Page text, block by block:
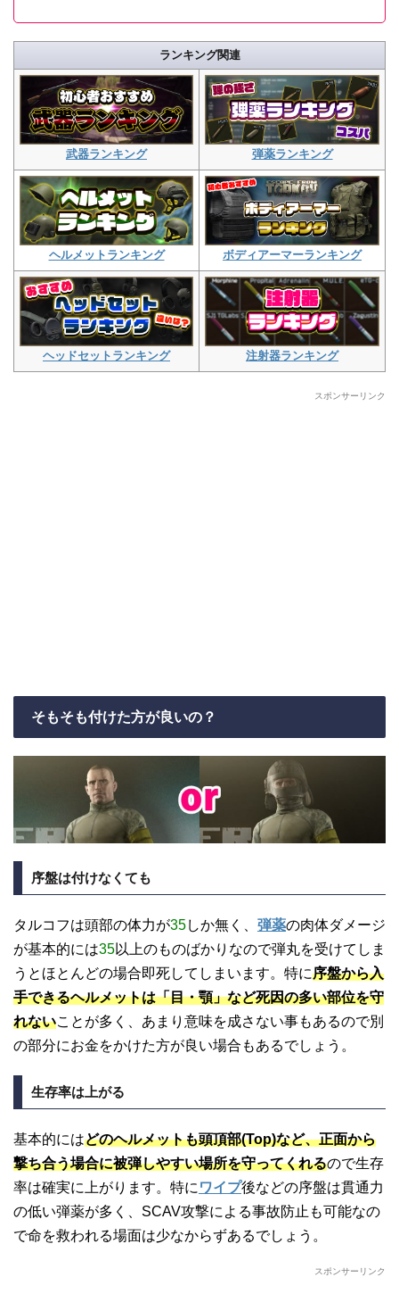
ランキング関連
武器ランキング 弾薬ランキング
ヘルメットランキング ボディアーマーランキング
ヘッドセットランキング 注射器ランキング
スポンサーリンク
そもそも付けた方が良いの？
序盤は付けなくても
タルコフは頭部の体力が35しか無く、 弾薬の肉体ダメージ
が基本的には35以上のものばかりなので弾丸を受けてしま
うとほとんどの場合即死してしまいます。特に序盤から入
手できるヘルメットは「目・顎」など死因の多い部位を守
れないことが多く、あまり意味を成さない事もあるので別
の部分にお金をかけた方が良い場合もあるでしょう。
生存率は上がる
基本的にはどのヘルメットも頭頂部(Top)など、正面から
撃ち合う場合に被弾しやすい場所を守ってくれるので生存
率は確実に上がります。特に ワイプ後などの序盤は貫通力
の低い弾薬が多く、SCAV攻撃による事故防止も可能なの
で命を救われる場面は少なからずあるでしょう。
スポンサーリンク